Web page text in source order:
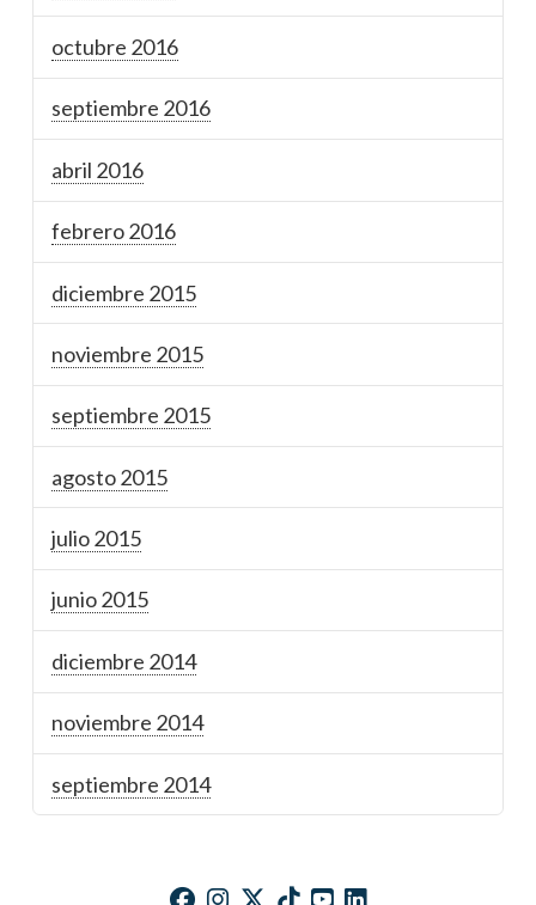
octubre 2016
septiembre 2016
abril 2016
febrero 2016
diciembre 2015
noviembre 2015
septiembre 2015
agosto 2015
julio 2015
junio 2015
diciembre 2014
noviembre 2014
septiembre 2014